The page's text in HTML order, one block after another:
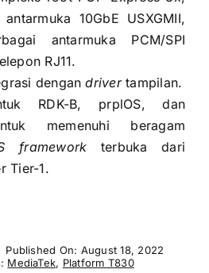
10GbE USXGMII,
antarmuka PCM/SPI
RJ11.
dengandrivertampilan.
RDK-B, prplOS, dan
memenuhi beragam
framework terbuka dari
Tier-1.
Published On: August 18, 2022
MediaTek, Platform T830